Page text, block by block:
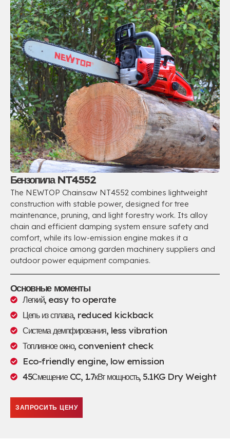
Бензопила NT4552
The NEWTOP Chainsaw NT4552 combines lightweight
construction with stable power, designed for tree
maintenance, pruning, and light forestry work. Its alloy
chain and efficient damping system ensure safety and
comfort, while its low-emission engine makes it a
practical choice among garden machinery suppliers and
outdoor power equipment companies.
Основные моменты
Легкий, easy to operate
Цепь из сплава, reduced kickback
Система демпфирования, less vibration
Топливное окно, convenient check
Eco-friendly engine, low emission
45Смещение CC, 1.7кВт мощность, 5.1KG Dry Weight
ЗАПРОСИТЬ ЦЕНУ